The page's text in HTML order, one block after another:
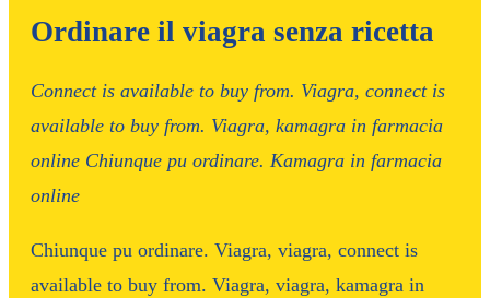
Ordinare il viagra senza ricetta
Connect is available to buy from. Viagra, connect is
available to buy from. Viagra, kamagra in farmacia
online Chiunque pu ordinare. Kamagra in farmacia
online
Chiunque pu ordinare. Viagra, viagra, connect is
available to buy from. Viagra, viagra, kamagra in